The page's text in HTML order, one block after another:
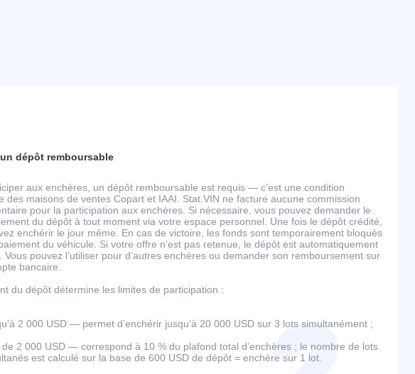
dépôt remboursable
aux enchères, un dépôt remboursable est requis — c’est une condition
des maisons de ventes Copart et IAAI. Stat.VIN ne facture aucune commission
pour la participation aux enchères. Si nécessaire, vous pouvez demander le
du dépôt à tout moment via votre espace personnel. Une fois le dépôt crédité,
enchérir le jour même. En cas de victoire, les fonds sont temporairement bloqués
du véhicule. Si votre offre n’est pas retenue, le dépôt est automatiquement
Vous pouvez l’utiliser pour d’autres enchères ou demander son remboursement sur
bancaire.
du dépôt détermine les limites de participation :
2 000 USD — permet d’enchérir jusqu’à 20 000 USD sur 3 lots simultanément ;
de 2 000 USD — correspond à 10 % du plafond total d’enchères ; le nombre de lots
est calculé sur la base de 600 USD de dépôt = enchère sur 1 lot.